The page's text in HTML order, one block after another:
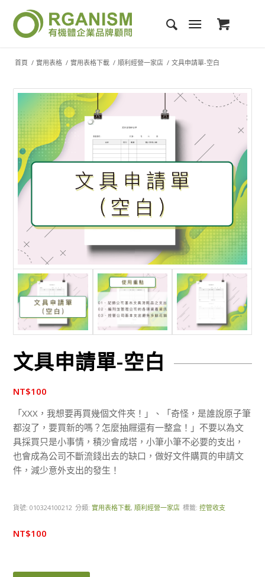
首頁 / 實用表格 / 實用表格下載 / 順利經營一家店 / 文具申請單-空白
文具申請單-空白
NT$100
「XXX，我想要再買幾個文件夾！」、「奇怪，是誰說原子筆
都沒了，要買新的嗎？怎麼抽屜還有一整盒！」不要以為文
具採買只是小事情，積沙會成塔，小筆小筆不必要的支出，
也會成為公司不斷流錢出去的缺口，做好文件購買的申請文
件，減少意外支出的發生！
貨號: 010324100212 分類:實用表格下載,順利經營一家店 標籤:控管收支
NT$100